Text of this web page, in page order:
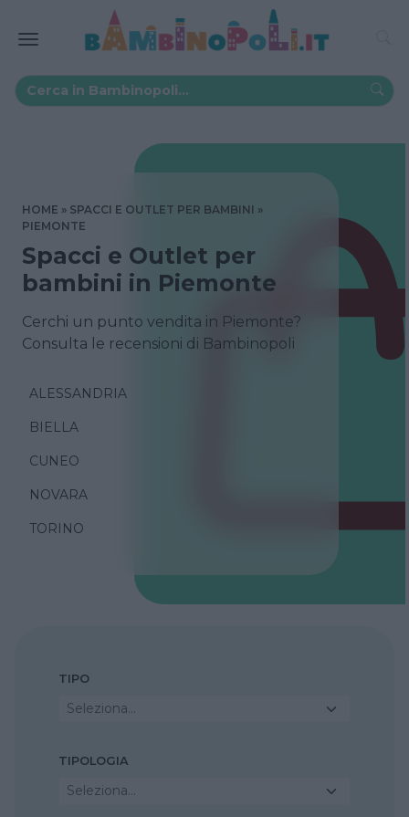
HOME
SPACCI E OUTLET PER BAMBINI
PIEMONTE
Spacci e Outlet per
bambini in Piemonte
Cerchi un punto vendita in Piemonte?
Consulta le recensioni di Bambinopoli
ALESSANDRIA
BIELLA
CUNEO
NOVARA
TORINO
TIPO
Seleziona...
TIPOLOGIA
Seleziona...